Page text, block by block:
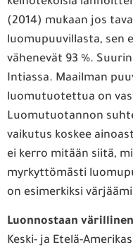
(2014) mukaan jos
luomupuuvillasta, sen
vähenevät 93 %.
Intiassa. Maailman
luomutuotettua on
Luomutuotannon
vaikutus koskee
ei kerro mitään siitä,
myrkyttömästi
on esimerkiksi
Luonnostaan
Keski- ja Etelä-